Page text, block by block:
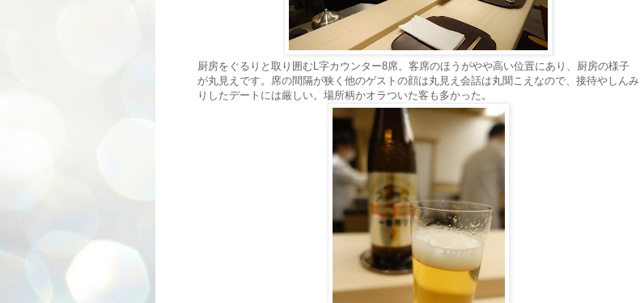
厨房をぐるりと取り囲むL字カウンター8席。客席のほうがやや高い位置にあり、厨房の様子
が丸見えです。席の間隔が狭く他のゲストの顔は丸見え会話は丸聞こえなので、接待やしんみ
りしたデートには厳しい。場所柄かオラついた客も多かった。